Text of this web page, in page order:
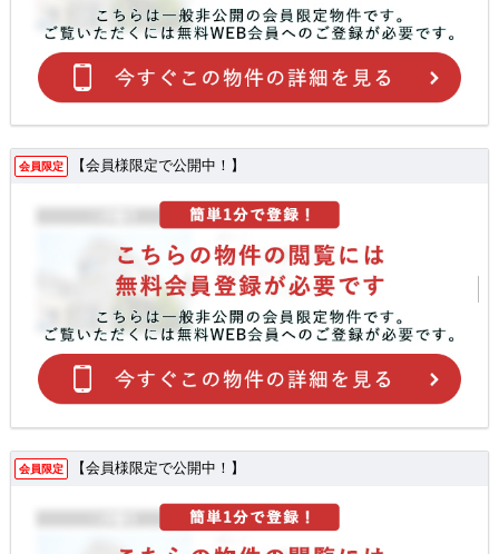
会員限定 【会員様限定で公開中！】
会員限定 【会員様限定で公開中！】